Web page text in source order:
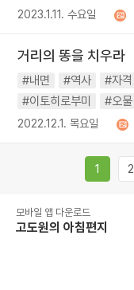
2023.1.11. 수요일
거리의 똥을 치우라
#내면 #역사 #자격
#이토히로부미
#오물
2022.12.1. 목요일
1 2
모바일 앱 다운로드
고도원의 아침편지